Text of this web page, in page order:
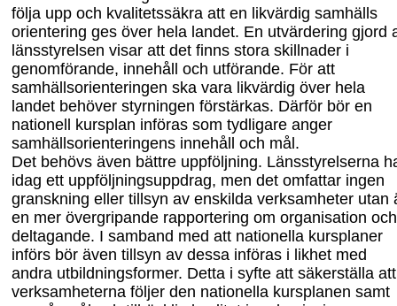
följa upp och kvalitetssäkra att en likvärdig samhälls
orientering ges över hela landet. En utvärdering gjord
länsstyrelsen visar att det finns stora skillnader i
genomförande, innehåll och utförande. För att
samhällsorienteringen ska vara likvärdig över hela
landet behöver styrningen förstärkas. Därför bör en
nationell kursplan införas som tydligare anger
samhällsorienteringens innehåll och mål.
Det behövs även bättre uppföljning. Länsstyrelserna
idag ett uppföljningsuppdrag, men det omfattar ingen
granskning eller tillsyn av enskilda verksamheter utan
en mer övergripande rapportering om organisation och
deltagande. I samband med att nationella kursplaner
införs bör även tillsyn av dessa införas i likhet med
andra utbildningsformer. Detta i syfte att säkerställa att
verksamheterna följer den nationella kursplanen samt